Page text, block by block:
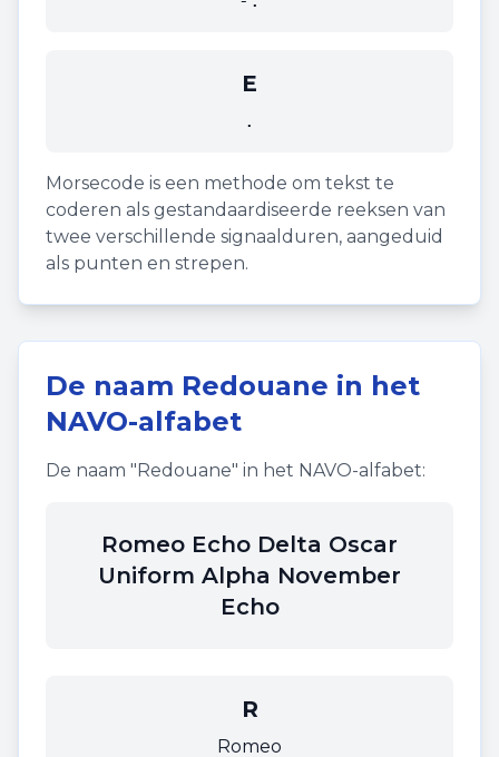
E
.
Morsecode is een methode om tekst te
coderen als gestandaardiseerde reeksen van
twee verschillende signaalduren, aangeduid
als punten en strepen.
De naam Redouane in het
NAVO-alfabet
De naam "Redouane" in het NAVO-alfabet:
Romeo Echo Delta Oscar
Uniform Alpha November
Echo
R
Romeo